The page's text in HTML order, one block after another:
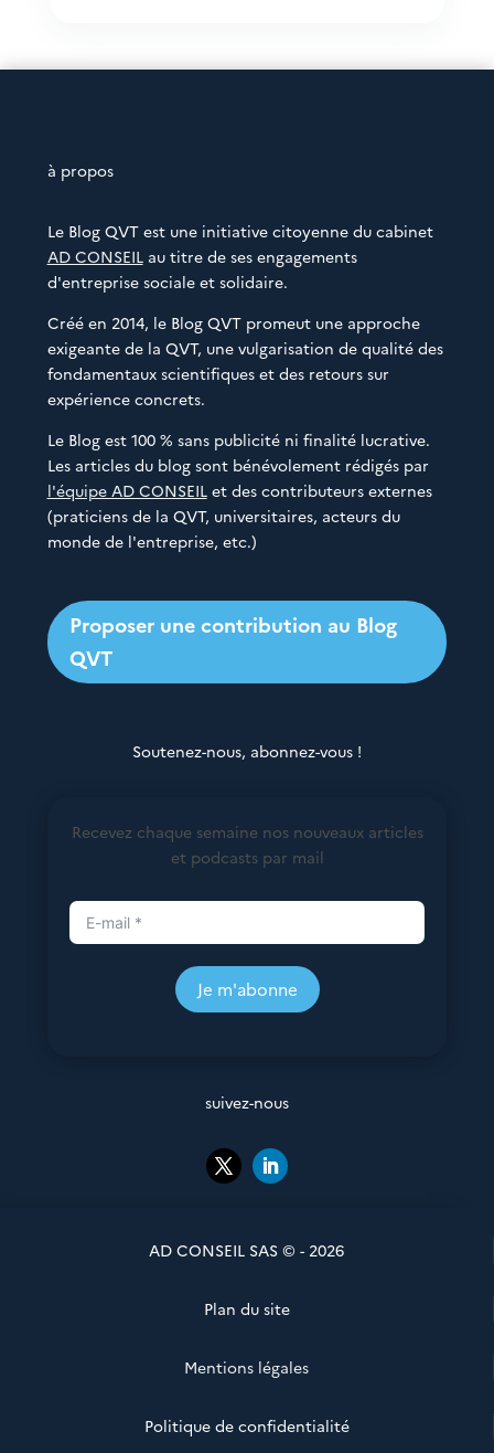
à propos
Le Blog QVT est une initiative citoyenne du cabinet
AD CONSEILau titre de ses engagements
d'entreprise sociale et solidaire.
Créé en 2014, le Blog QVT promeut une approche
exigeante de la QVT, une vulgarisation de qualité des
fondamentaux scientifiques et des retours sur
expérience concrets.
Le Blog est 100 % sans publicité ni finalité lucrative.
Les articles du blog sont bénévolement rédigés par
l'équipe AD CONSEILet des contributeurs externes
(praticiens de la QVT, universitaires, acteurs du
monde de l'entreprise, etc.)
Proposer une contribution au Blog
QVT
Soutenez-nous, abonnez-vous !
Recevez chaque semaine nos nouveaux articles
et podcasts par mail
Je m'abonne
suivez-nous
AD CONSEIL SAS © - 2026
Plan du site
Mentions légales
Politique de confidentialité